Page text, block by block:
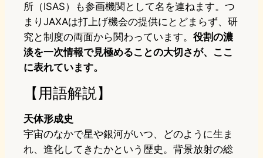
所（ISAS）も参画機関として名を連ねます。つ
まりJAXAは打上げ機会の提供にとどまらず、研
究と制度の両面から関わっています。 役割の濃
淡を一次情報で見極めることの大切さが、ここ
に表れています。
【用語解説】
天体形成史
宇宙のなかで星や銀河がいつ、どのように生ま
れ、進化してきたかという歴史。背景放射の総